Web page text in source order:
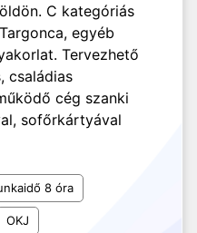
C kategóriás
egyéb
Tervezhető
családias
cég szanki
sofőrkártyával
8 óra
OKJ